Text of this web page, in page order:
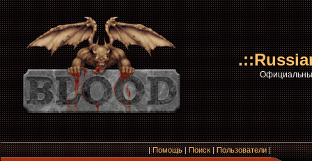
|Помощь|Поиск|Пользователи|